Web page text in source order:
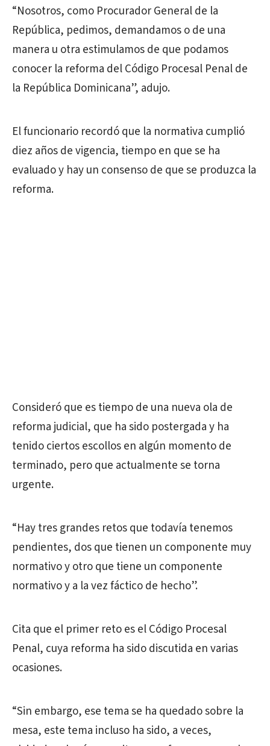
“Nosotros, como Procurador General de la
República, pedimos, demandamos o de una
manera u otra estimulamos de que podamos
conocer la reforma del Código Procesal Penal de
la República Dominicana”, adujo.
El funcionario recordó que la normativa cumplió
diez años de vigencia, tiempo en que se ha
evaluado y hay un consenso de que se produzca la
reforma.
Consideró que es tiempo de una nueva ola de
reforma judicial, que ha sido postergada y ha
tenido ciertos escollos en algún momento de
terminado, pero que actualmente se torna
urgente.
“Hay tres grandes retos que todavía tenemos
pendientes, dos que tienen un componente muy
normativo y otro que tiene un componente
normativo y a la vez fáctico de hecho”.
Cita que el primer reto es el Código Procesal
Penal, cuya reforma ha sido discutida en varias
ocasiones.
“Sin embargo, ese tema se ha quedado sobre la
mesa, este tema incluso ha sido, a veces,